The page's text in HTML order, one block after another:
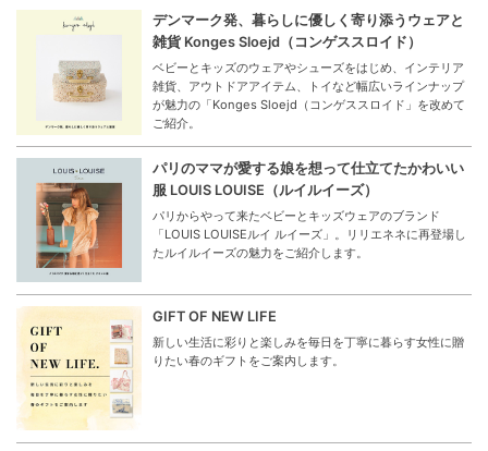
デンマーク発、暮らしに優しく寄り添うウェアと
雑貨 Konges Sloejd（コンゲススロイド）
ベビーとキッズのウェアやシューズをはじめ、インテリア
雑貨、アウトドアアイテム、トイなど幅広いラインナップ
が魅力の「Konges Sloejd（コンゲススロイド」を改めて
ご紹介。
パリのママが愛する娘を想って仕立てたかわいい
服 LOUIS LOUISE（ルイルイーズ）
パリからやって来たベビーとキッズウェアのブランド
「LOUIS LOUISEルイ ルイーズ」。リリエネネに再登場し
たルイルイーズの魅力をご紹介します。
GIFT OF NEW LIFE
新しい生活に彩りと楽しみを毎日を丁寧に暮らす女性に贈
りたい春のギフトをご案内します。